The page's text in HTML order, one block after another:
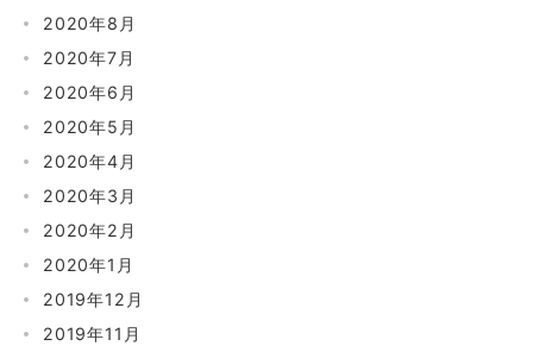
2020年8月
2020年7月
2020年6月
2020年5月
2020年4月
2020年3月
2020年2月
2020年1月
2019年12月
2019年11月